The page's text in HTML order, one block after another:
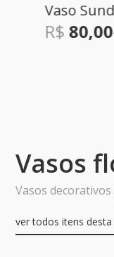
Vaso
R$80,00-
Vasos
Vasos
ver todos itens